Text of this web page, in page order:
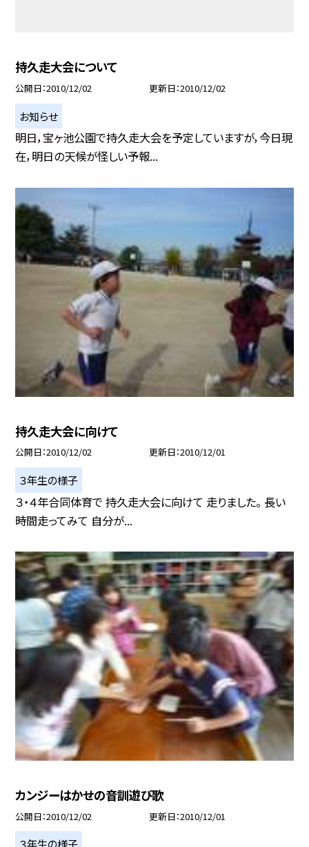
持久走大会について
公開日 2010/12/02 更新日 2010/12/02
お知らせ
明日，宝ヶ池公園で持久走大会を予定していますが，今日現
在，明日の天候が怪しい予報...
持久走大会に向けて
公開日 2010/12/02 更新日 2010/12/01
３年生の様子
３・４年合同体育で 持久走大会に向けて 走りました。 長い
時間走ってみて 自分が...
カンジーはかせの音訓遊び歌
公開日 2010/12/02 更新日 2010/12/01
３年生の様子